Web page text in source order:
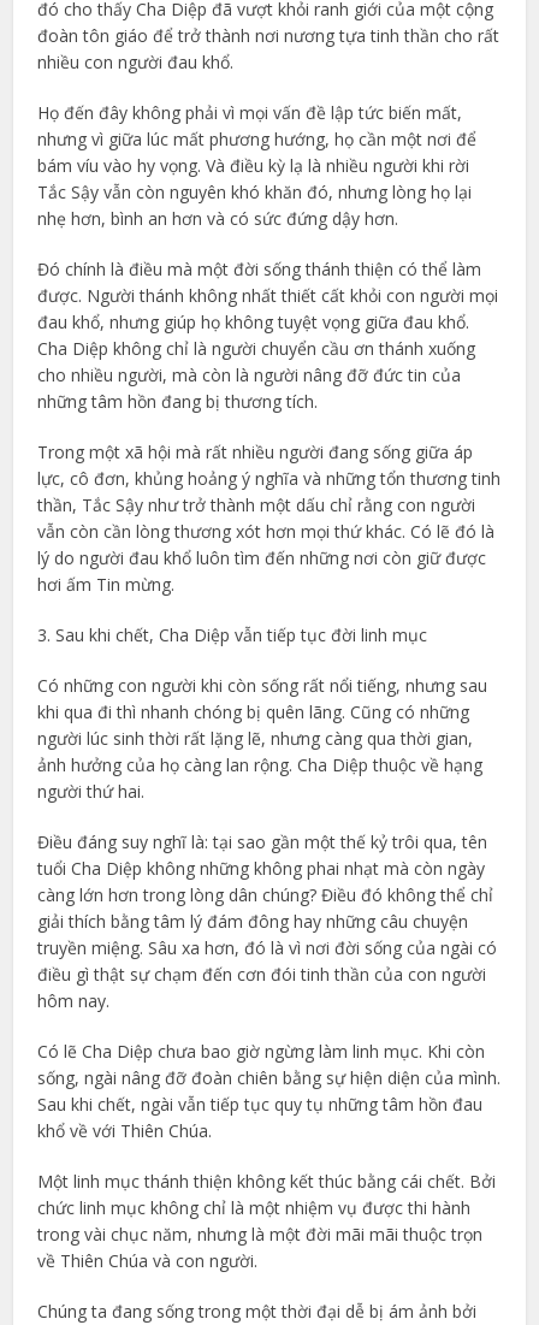
đó cho thấy Cha Diệp đã vượt khỏi ranh giới của một cộng
đoàn tôn giáo để trở thành nơi nương tựa tinh thần cho rất
nhiều con người đau khổ.
Họ đến đây không phải vì mọi vấn đề lập tức biến mất,
nhưng vì giữa lúc mất phương hướng, họ cần một nơi để
bám víu vào hy vọng. Và điều kỳ lạ là nhiều người khi rời
Tắc Sậy vẫn còn nguyên khó khăn đó, nhưng lòng họ lại
nhẹ hơn, bình an hơn và có sức đứng dậy hơn.
Đó chính là điều mà một đời sống thánh thiện có thể làm
được. Người thánh không nhất thiết cất khỏi con người mọi
đau khổ, nhưng giúp họ không tuyệt vọng giữa đau khổ.
Cha Diệp không chỉ là người chuyển cầu ơn thánh xuống
cho nhiều người, mà còn là người nâng đỡ đức tin của
những tâm hồn đang bị thương tích.
Trong một xã hội mà rất nhiều người đang sống giữa áp
lực, cô đơn, khủng hoảng ý nghĩa và những tổn thương tinh
thần, Tắc Sậy như trở thành một dấu chỉ rằng con người
vẫn còn cần lòng thương xót hơn mọi thứ khác. Có lẽ đó là
lý do người đau khổ luôn tìm đến những nơi còn giữ được
hơi ấm Tin mừng.
3. Sau khi chết, Cha Diệp vẫn tiếp tục đời linh mục
Có những con người khi còn sống rất nổi tiếng, nhưng sau
khi qua đi thì nhanh chóng bị quên lãng. Cũng có những
người lúc sinh thời rất lặng lẽ, nhưng càng qua thời gian,
ảnh hưởng của họ càng lan rộng. Cha Diệp thuộc về hạng
người thứ hai.
Điều đáng suy nghĩ là: tại sao gần một thế kỷ trôi qua, tên
tuổi Cha Diệp không những không phai nhạt mà còn ngày
càng lớn hơn trong lòng dân chúng? Điều đó không thể chỉ
giải thích bằng tâm lý đám đông hay những câu chuyện
truyền miệng. Sâu xa hơn, đó là vì nơi đời sống của ngài có
điều gì thật sự chạm đến cơn đói tinh thần của con người
hôm nay.
Có lẽ Cha Diệp chưa bao giờ ngừng làm linh mục. Khi còn
sống, ngài nâng đỡ đoàn chiên bằng sự hiện diện của mình.
Sau khi chết, ngài vẫn tiếp tục quy tụ những tâm hồn đau
khổ về với Thiên Chúa.
Một linh mục thánh thiện không kết thúc bằng cái chết. Bởi
chức linh mục không chỉ là một nhiệm vụ được thi hành
trong vài chục năm, nhưng là một đời mãi mãi thuộc trọn
về Thiên Chúa và con người.
Chúng ta đang sống trong một thời đại dễ bị ám ảnh bởi